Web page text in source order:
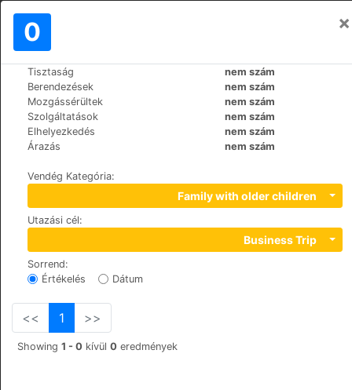
0 ×
Tisztaság
nem szám
Berendezések
nem szám
Mozgássérültek
nem szám
Szolgáltatások
nem szám
Elhelyezkedés
nem szám
Árazás
nem szám
Vendég Kategória:
Family with older children
Utazási cél:
Business Trip
Sorrend:
Értékelés
Dátum
<< 1 >>
Showing 1 - 0 kívül 0 eredmények
Világ>Spain
Mon Port Hotel & Spa
+34 971 238623
c/Cala d'Egos, Finca La Noria, 07157